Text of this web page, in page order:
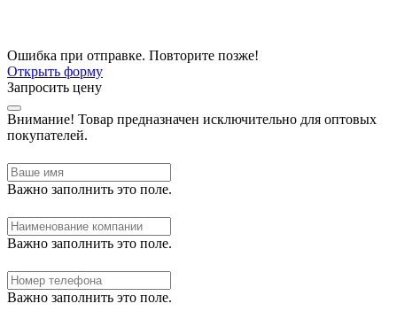
Ошибка при отправке. Повторите позже!
Открыть форму
Запросить цену
Внимание! Товар предназначен исключительно для оптовых
покупателей.
Важно заполнить это поле.
Важно заполнить это поле.
Важно заполнить это поле.